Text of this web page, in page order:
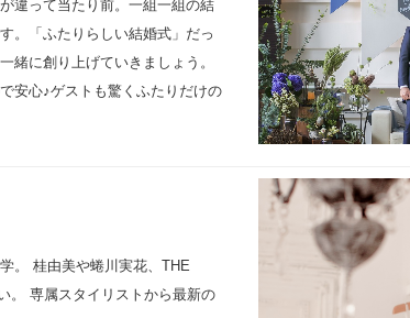
違って当たり前。一組一組の結
。「ふたりらしい結婚式」だっ
緒に創り上げていきましょう。
安心♪ゲストも驚くふたりだけの
。 桂由美や蜷川実花、THE
。 専属スタイリストから最新の